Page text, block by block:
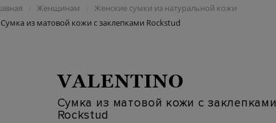
/ Женщинам / Женские сумки из натуральной кожи
Сумка из матовой кожи с заклепками Rockstud
VALENTINO
Сумка из матовой кожи с заклепками
Rockstud